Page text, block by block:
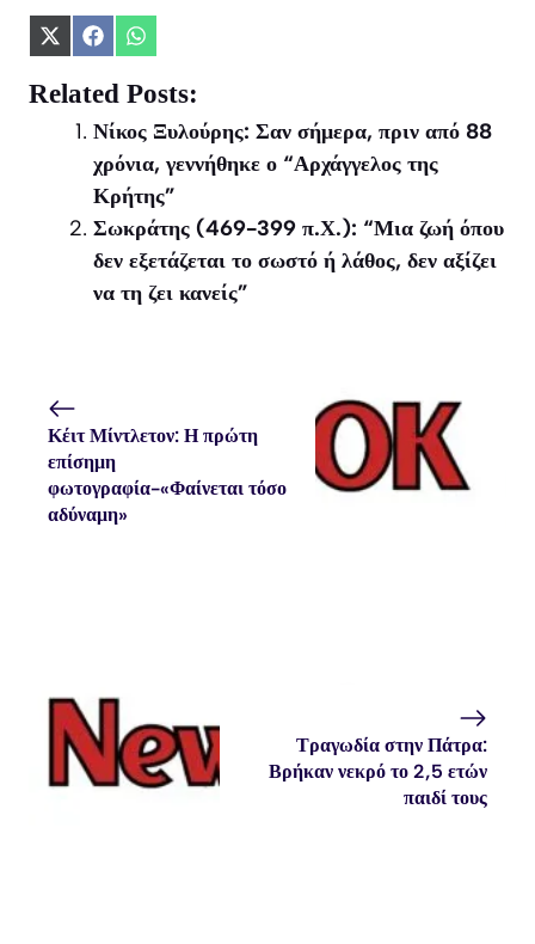
Share
X
(Twitter)
Share
Facebook
Share
WhatsApp
Related Posts:
Νίκος Ξυλούρης: Σαν σήμερα, πριν από 88
χρόνια, γεννήθηκε ο “Αρχάγγελος της
Κρήτης”
Σωκράτης (469-399 π.Χ.): “Μια ζωή όπου
δεν εξετάζεται το σωστό ή λάθος, δεν αξίζει
να τη ζει κανείς”
Κέιτ Μίντλετον: Η πρώτη
επίσημη
φωτογραφία-«Φαίνεται τόσο
αδύναμη»
Τραγωδία στην Πάτρα:
Βρήκαν νεκρό το 2,5 ετών
παιδί τους